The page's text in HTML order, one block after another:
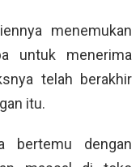
menemukan
untuk menerima
telah berakhir
itu.
bertemu dengan